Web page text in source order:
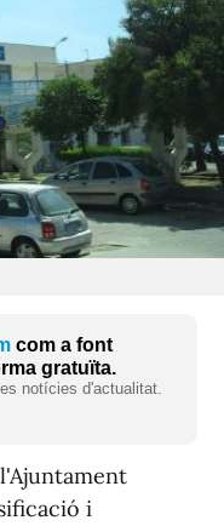
com a font
gratuïta.
notícies d'actualitat.
i